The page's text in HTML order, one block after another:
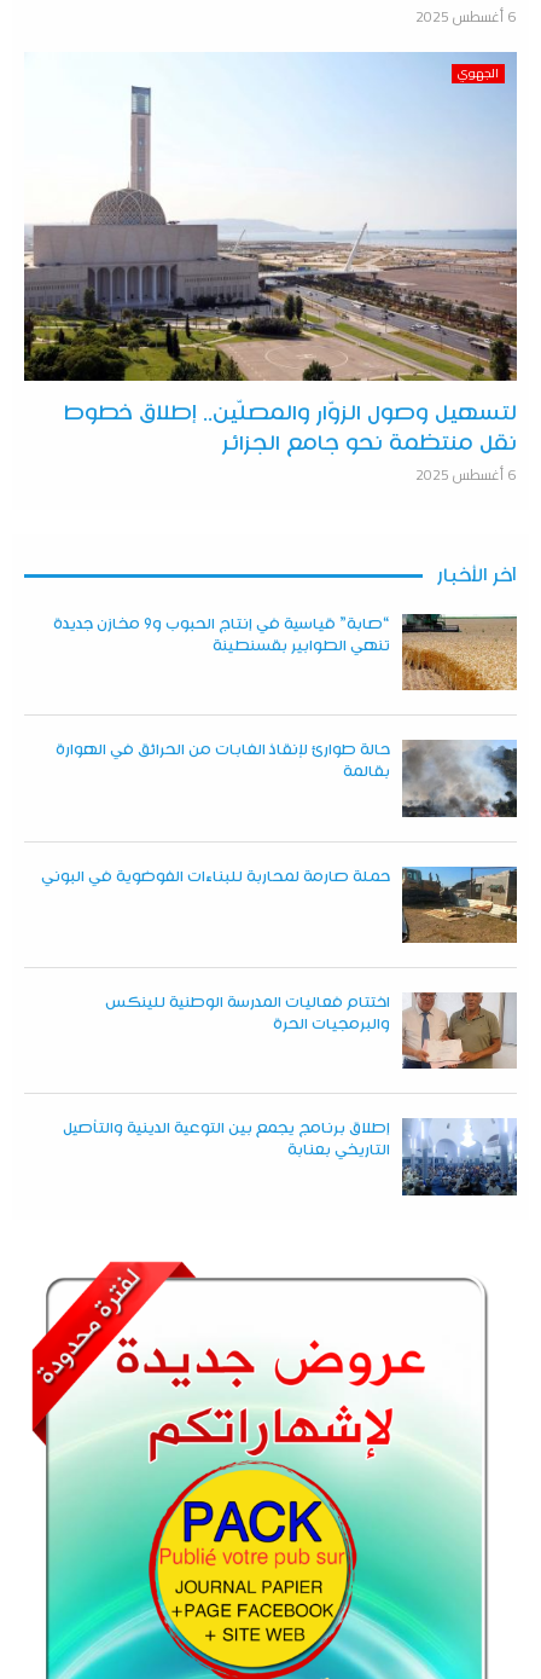
6 أغسطس 2025
الجهوي
لتسهيل وصول الزوّار والمصلّين.. إطلاق خطوط
نقل منتظمة نحو جامع الجزائر
6 أغسطس 2025
آخر الأخبار
“صابة” قياسية في إنتاج الحبوب و9 مخازن جديدة
تنهي الطوابير بقسنطينة
حالة طوارئ لإنقاذ الغابات من الحرائق في الهوارة
بقالمة
حملة صارمة لمحاربة للبناءات الفوضوية في البوني
اختتام فعاليات المدرسة الوطنية للينكس
والبرمجيات الحرة
إطلاق برنامج يجمع بين التوعية الدينية والتأصيل
التاريخي بعنابة